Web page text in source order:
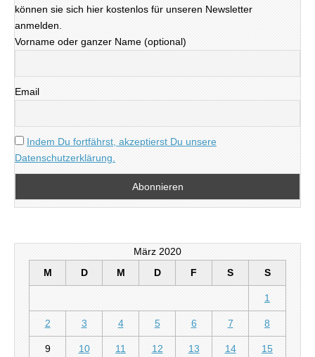
können sie sich hier kostenlos für unseren Newsletter
anmelden.
Vorname oder ganzer Name (optional)
Email
Indem Du fortfährst, akzeptierst Du unsere
Datenschutzerklärung.
März 2020
M
D M D F S S
1
2 3 4 5 6 7 8
9 10 11 12 13 14 15